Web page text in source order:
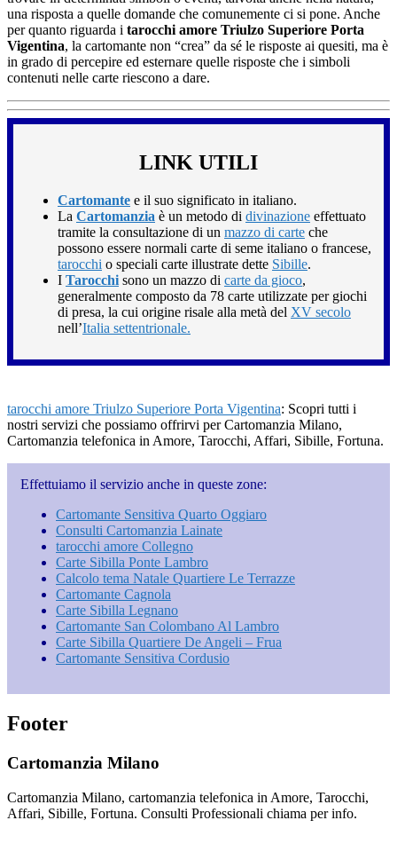
una risposta a quelle domande che comunemente ci si pone. Anche
per quanto riguarda i tarocchi amore Triulzo Superiore Porta
Vigentina, la cartomante non “crea” da sé le risposte ai quesiti, ma è
in grado di percepire ed esternare quelle risposte che i simboli
contenuti nelle carte riescono a dare.
LINK UTILI
Cartomante e il suo significato in italiano.
La Cartomanzia è un metodo di divinazione effettuato
tramite la consultazione di un mazzo di carte che
possono essere normali carte di seme italiano o francese,
tarocchi o speciali carte illustrate dette Sibille.
I Tarocchi sono un mazzo di carte da gioco,
generalmente composto da 78 carte utilizzate per giochi
di presa, la cui origine risale alla metà del XV secolo
nell’Italia settentrionale.
tarocchi amore Triulzo Superiore Porta Vigentina: Scopri tutti i
nostri servizi che possiamo offrirvi per Cartomanzia Milano,
Cartomanzia telefonica in Amore, Tarocchi, Affari, Sibille, Fortuna.
Effettuiamo il servizio anche in queste zone:
Cartomante Sensitiva Quarto Oggiaro
Consulti Cartomanzia Lainate
tarocchi amore Collegno
Carte Sibilla Ponte Lambro
Calcolo tema Natale Quartiere Le Terrazze
Cartomante Cagnola
Carte Sibilla Legnano
Cartomante San Colombano Al Lambro
Carte Sibilla Quartiere De Angeli – Frua
Cartomante Sensitiva Cordusio
Footer
Cartomanzia Milano
Cartomanzia Milano, cartomanzia telefonica in Amore, Tarocchi,
Affari, Sibille, Fortuna. Consulti Professionali chiama per info.